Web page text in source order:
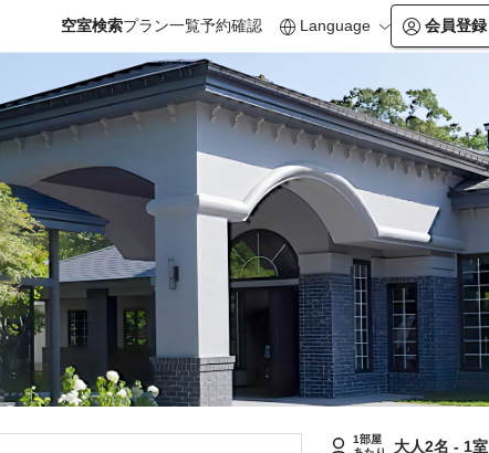
空室検索プラン一覧予約確認 Language 会員登録
1部屋
大人2名 - 1室